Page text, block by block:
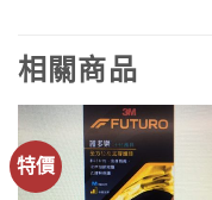
相關商品
特價